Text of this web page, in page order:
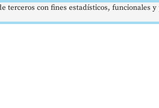
terceros con fines estadísticos, funcionales